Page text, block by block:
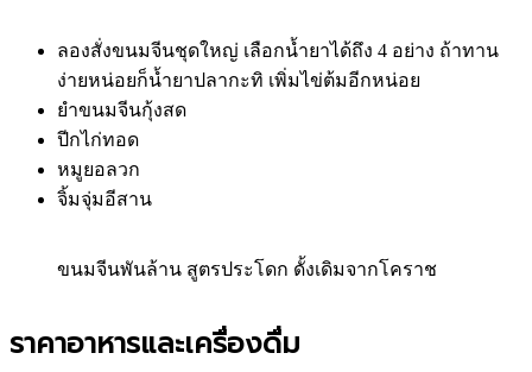
ลองสั่งขนมจีนชุดใหญ่ เลือกน้ำยาได้ถึง 4 อย่าง ถ้าทาน
ง่ายหน่อยก็น้ำยาปลากะทิ เพิ่มไข่ต้มอีกหน่อย
ยำขนมจีนกุ้งสด
ปีกไก่ทอด
หมูยอลวก
จิ้มจุ่มอีสาน
ขนมจีนพันล้าน สูตรประโดก ดั้งเดิมจากโคราช
ราคาอาหารและเครื่องดื่ม